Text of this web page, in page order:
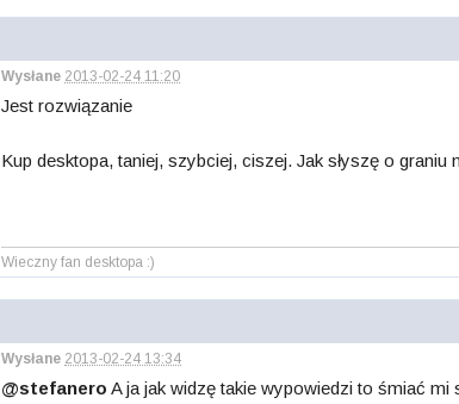
Wysłane 2013-02-24 11:20
Jest rozwiązanie
Kup desktopa, taniej, szybciej, ciszej. Jak słyszę o
Wieczny fan desktopa :)
Wysłane 2013-02-24 13:34
@stefanero A ja jak widzę takie wypowiedzi to śmiać